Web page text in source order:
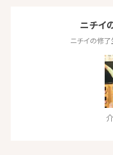
ニチイ
ニチイの修了